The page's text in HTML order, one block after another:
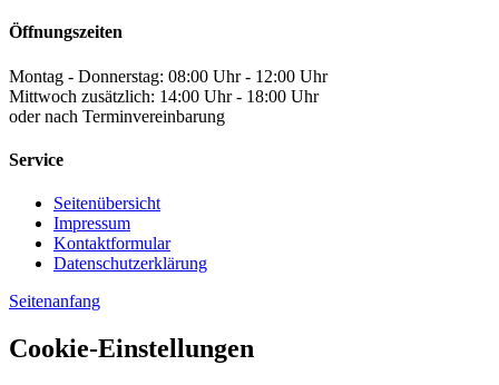
Öffnungszeiten
Montag - Donnerstag: 08:00 Uhr - 12:00 Uhr
Mittwoch zusätzlich: 14:00 Uhr - 18:00 Uhr
oder nach Terminvereinbarung
Service
Seitenübersicht
Impressum
Kontaktformular
Datenschutzerklärung
Seitenanfang
Cookie-Einstellungen